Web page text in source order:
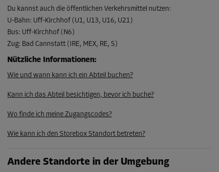
Abteil 8
Fläche: 1 m²
Volumen: 3 m³
51,00 EUR/Mon
Abteil 10
Du kannst auch die öffentlichen Verkehrsmittel nutzen:
U-Bahn: Uff-Kirchhof (U1, U13, U16, U21)
Bus: Uff-Kirchhof (N6)
Zug: Bad Cannstatt (IRE, MEX, RE, S)
Nützliche Informationen:
Wie und wann kann ich ein Abteil buchen?
Kann ich das Abteil besichtigen, bevor ich buche?
Wo finde ich meine Zugangscodes?
Wie kann ich den Storebox Standort betreten?
Andere Standorte in der Umgebung